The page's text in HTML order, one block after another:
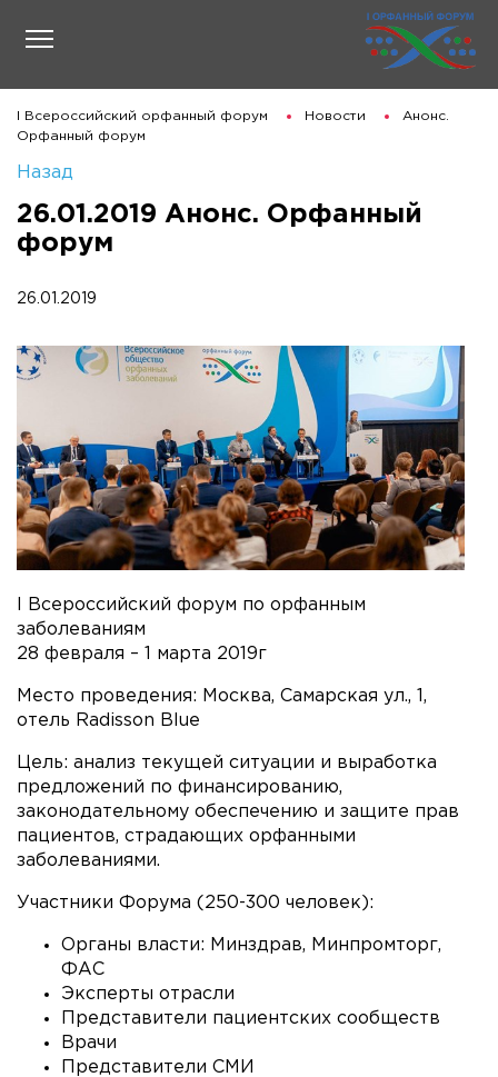
I Всероссийский орфанный форум Новости
Анонс.
Орфанный форум
Назад
26.01.2019 Анонс. Орфанный
форум
26.01.2019
I Всероссийский форум по орфанным
заболеваниям
28 февраля – 1 марта 2019г
Место проведения: Москва, Самарская ул., 1,
отель Radisson Blue
Цель: анализ текущей ситуации и выработка
предложений по финансированию,
законодательному обеспечению и защите прав
пациентов, страдающих орфанными
заболеваниями.
Участники Форума (250-300 человек):
Органы власти: Минздрав, Минпромторг,
ФАС
Эксперты отрасли
Представители пациентских сообществ
Врачи
Представители СМИ